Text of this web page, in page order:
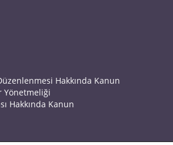
Hakkında Kanun
Yönetmeliği
Hakkında Kanun